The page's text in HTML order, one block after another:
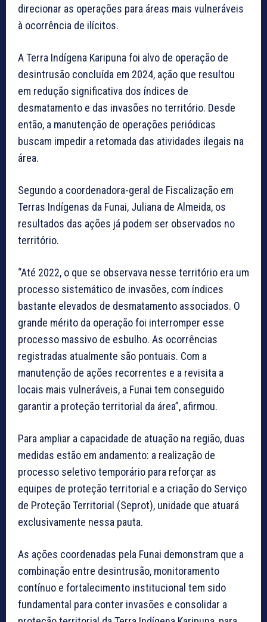
direcionar as operações para áreas mais vulneráveis
à ocorrência de ilícitos.
A Terra Indígena Karipuna foi alvo de operação de
desintrusão concluída em 2024, ação que resultou
em redução significativa dos índices de
desmatamento e das invasões no território. Desde
então, a manutenção de operações periódicas
buscam impedir a retomada das atividades ilegais na
área.
Segundo a coordenadora-geral de Fiscalização em
Terras Indígenas da Funai, Juliana de Almeida, os
resultados das ações já podem ser observados no
território.
“Até 2022, o que se observava nesse território era um
processo sistemático de invasões, com índices
bastante elevados de desmatamento associados. O
grande mérito da operação foi interromper esse
processo massivo de esbulho. As ocorrências
registradas atualmente são pontuais. Com a
manutenção de ações recorrentes e a revisita a
locais mais vulneráveis, a Funai tem conseguido
garantir a proteção territorial da área”, afirmou.
Para ampliar a capacidade de atuação na região, duas
medidas estão em andamento: a realização de
processo seletivo temporário para reforçar as
equipes de proteção territorial e a criação do Serviço
de Proteção Territorial (Seprot), unidade que atuará
exclusivamente nessa pauta.
As ações coordenadas pela Funai demonstram que a
combinação entre desintrusão, monitoramento
contínuo e fortalecimento institucional tem sido
fundamental para conter invasões e consolidar a